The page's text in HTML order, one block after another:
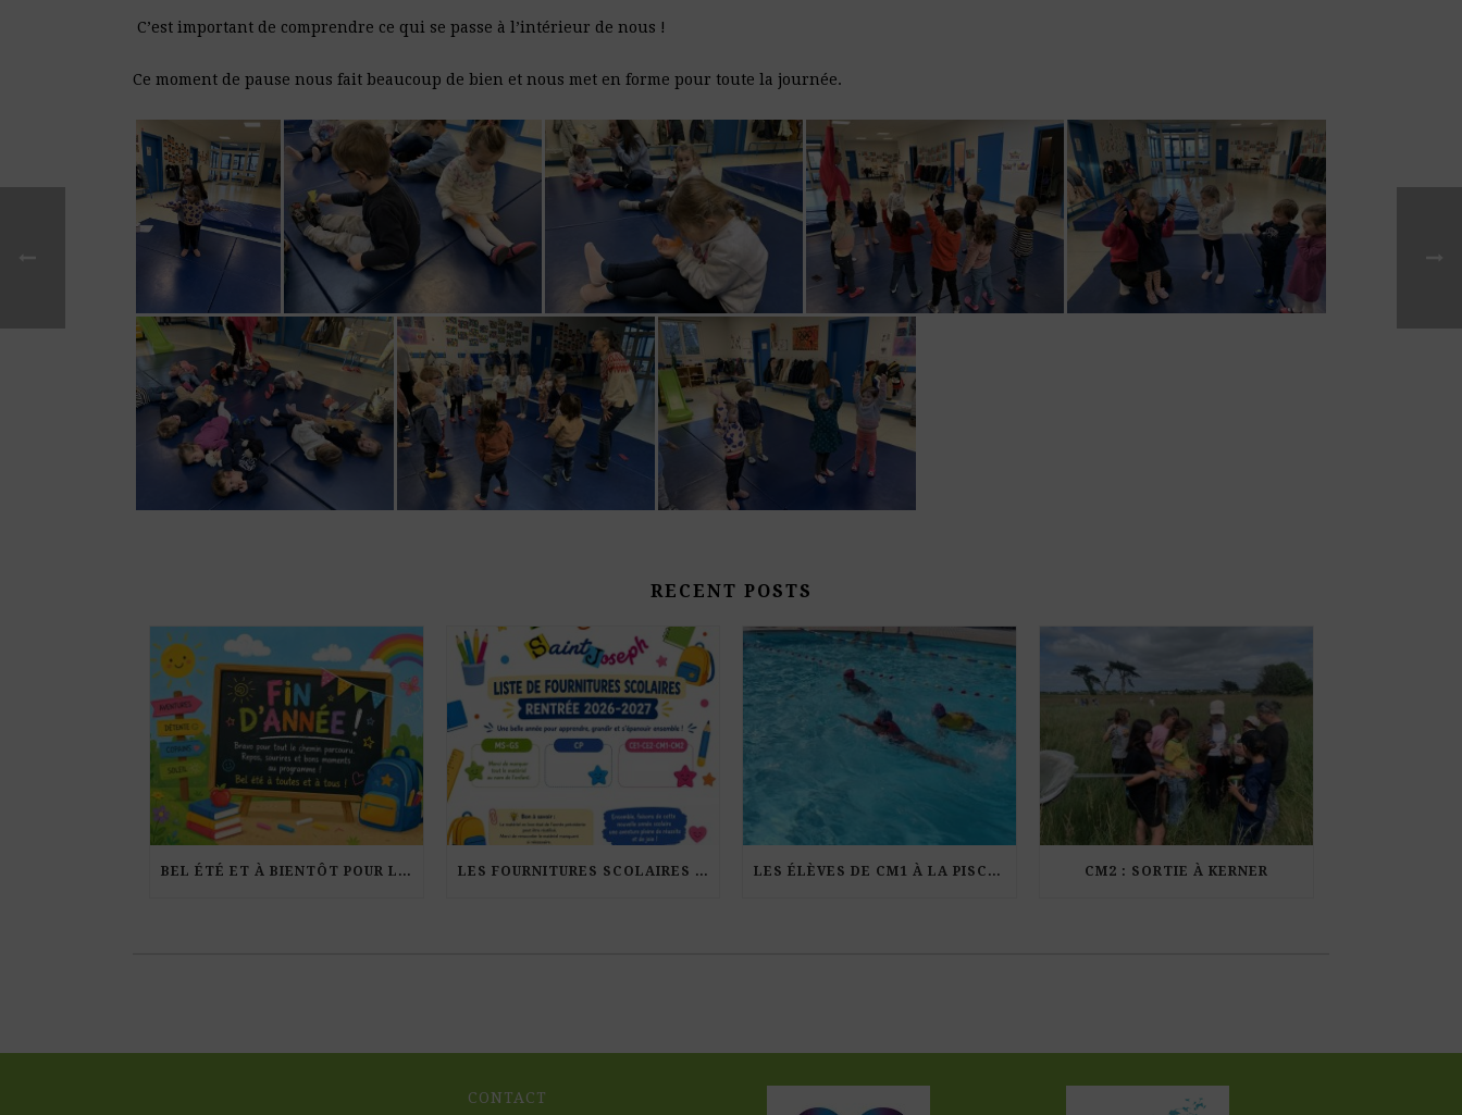
C’est important de comprendre ce qui se passe à l’intérieur de nous !
Ce moment de pause nous fait beaucoup de bien et nous met en forme pour toute la journée.
RECENT POSTS
BEL ÉTÉ ET À BIENTÔT POUR LA RENTRÉE ! LES FOURNITURES SCOLAIRES POUR LA RENTRÉE 2026-27 LES ÉLÈVES DE CM1 À LA PISCINE MUNICIPALE DE KERDURAND CM2 : SORTIE À KERNER
CONTACT